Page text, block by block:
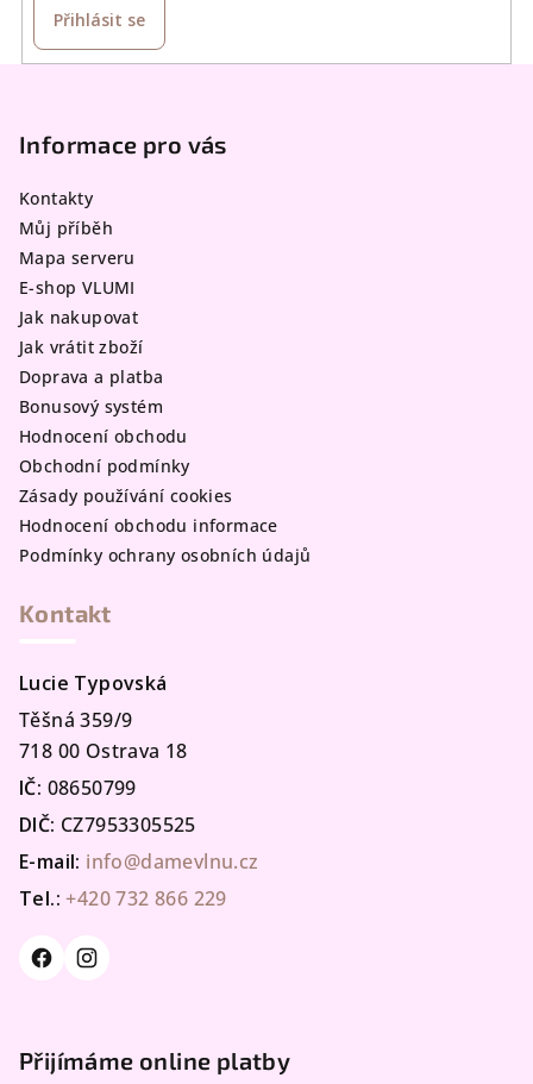
Přihlásit se
Informace pro vás
Kontakty
Můj příběh
Mapa serveru
E-shop VLUMI
Jak nakupovat
Jak vrátit zboží
Doprava a platba
Bonusový systém
Hodnocení obchodu
Obchodní podmínky
Zásady používání cookies
Hodnocení obchodu informace
Podmínky ochrany osobních údajů
Kontakt
Lucie Typovská
Těšná 359/9
718 00 Ostrava 18
IČ: 08650799
DIČ: CZ7953305525
E-mail: info@damevlnu.cz
Tel.: +420 732 866 229
Přijímáme online platby